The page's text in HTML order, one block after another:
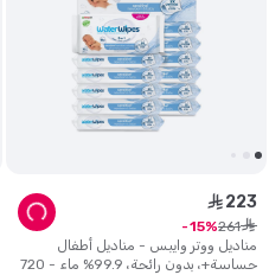
مناديل ووتر وايبس - مناديل أطفال
حساسة+، بدون رائحة، 99.9% ماء - 720
ê 223
ê
261
15